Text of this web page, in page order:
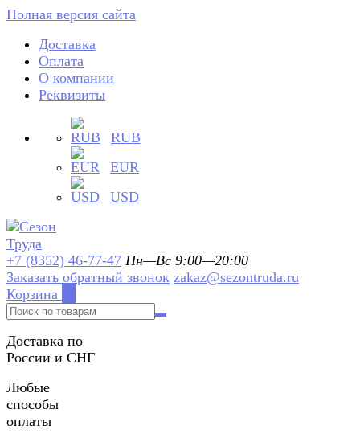
Полная версия сайта
Доставка
Оплата
О компании
Реквизиты
RUB
EUR
USD
+7 (8352) 46-77-47 Пн—Вс 9:00—20:00
Заказать обратный звонок zakaz@sezontruda.ru
Корзина
Доставка по
России и СНГ
Любые
способы
оплаты